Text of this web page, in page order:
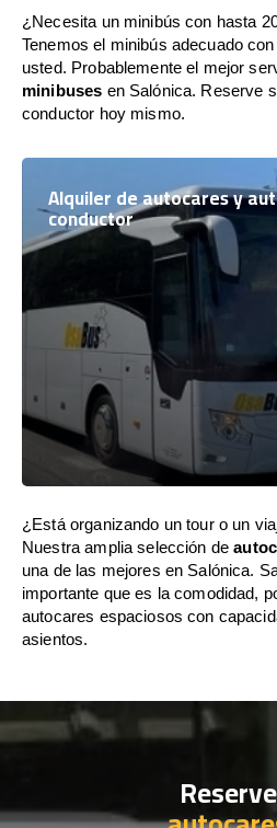
¿Necesita un minibús con hasta
Tenemos el minibús adecuado
usted. Probablemente el mejor
minibuses en Salónica. Reserve
conductor hoy mismo.
Alquiler de autocares y
conductor
¿Está organizando un tour o un
Nuestra amplia selección de
una de las mejores en Salónica.
importante que es la comodidad,
autocares espaciosos con
asientos.